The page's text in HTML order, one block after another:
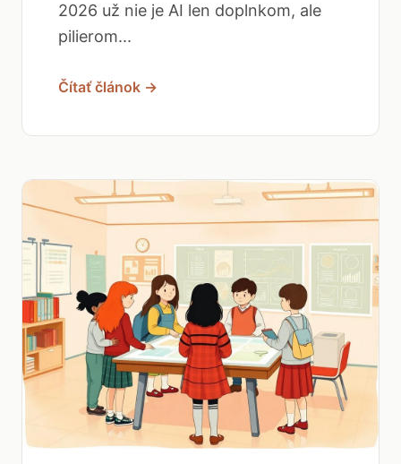
2026 už nie je AI len doplnkom, ale
pilierom...
Čítať článok →